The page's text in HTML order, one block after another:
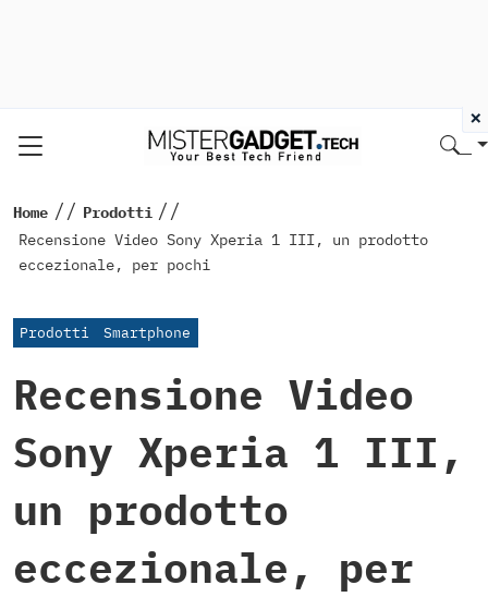
Home // Prodotti //
Recensione Video Sony Xperia 1 III, un prodotto
eccezionale, per pochi
Prodotti Smartphone
Recensione Video
Sony Xperia 1 III,
un prodotto
eccezionale, per
×